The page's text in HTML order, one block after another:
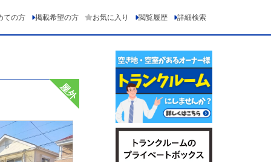
ての方 掲載希望の方 お気に入り 閲覧履歴 詳細検索